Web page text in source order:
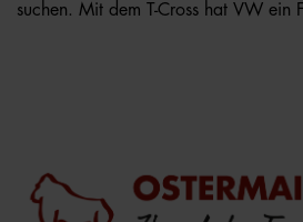
suchen. Mit dem T-Cross hat VW ein